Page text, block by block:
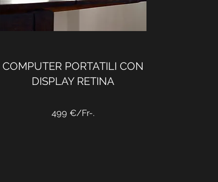
COMPUTER PORTATILI CON
DISPLAY RETINA
499 €/Fr-.